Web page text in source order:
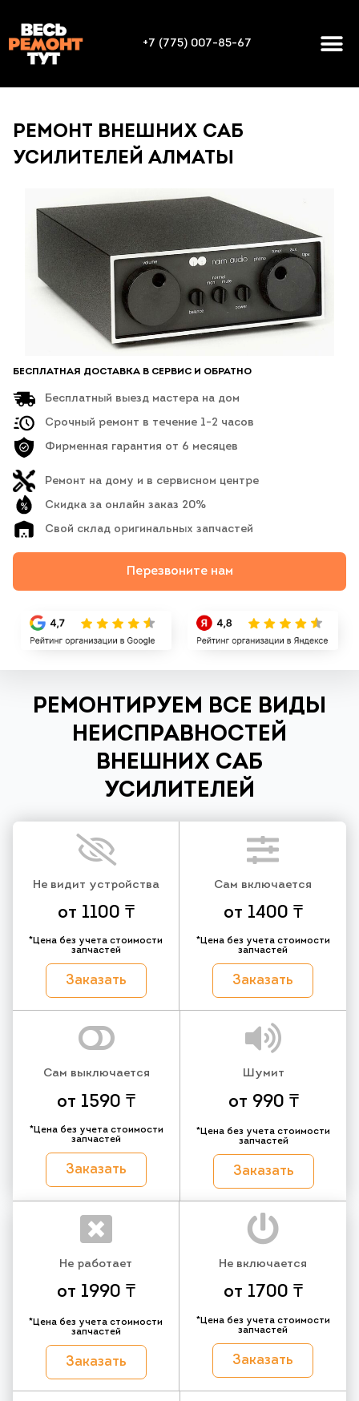
+7 (775) 007-85-67
РЕМОНТ ВНЕШНИХ САБ
УСИЛИТЕЛЕЙ АЛМАТЫ
БЕСПЛАТНАЯ ДОСТАВКА В СЕРВИС И ОБРАТНО
Бесплатный выезд мастера на дом
Срочный ремонт в течение 1-2 часов
Фирменная гарантия от 6 месяцев
Ремонт на дому и в сервисном центре
Скидка за онлайн заказ 20%
Свой склад оригинальных запчастей
Перезвоните нам
РЕМОНТИРУЕМ ВСЕ ВИДЫ
НЕИСПРАВНОСТЕЙ
ВНЕШНИХ САБ
УСИЛИТЕЛЕЙ
Не видит устройства
от 1100 ₸
*Цена без учета стоимости
запчастей
Заказать
Сам включается
от 1400 ₸
*Цена без учета стоимости
запчастей
Заказать
Сам выключается
от 1590 ₸
*Цена без учета стоимости
запчастей
Заказать
Шумит
от 990 ₸
*Цена без учета стоимости
запчастей
Заказать
Не работает
от 1990 ₸
*Цена без учета стоимости
запчастей
Заказать
Не включается
от 1700 ₸
*Цена без учета стоимости
запчастей
Заказать